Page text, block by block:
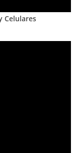
Celulares